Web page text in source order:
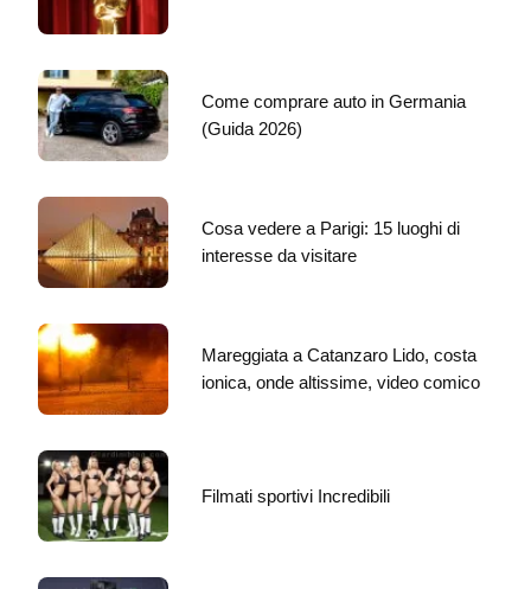
Come comprare auto in Germania
(Guida 2026)
Cosa vedere a Parigi: 15 luoghi di
interesse da visitare
Mareggiata a Catanzaro Lido, costa
ionica, onde altissime, video comico
Filmati sportivi Incredibili